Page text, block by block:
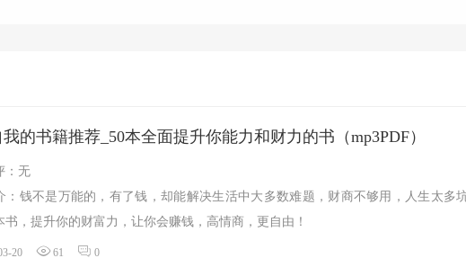
的书籍推荐_50本全面提升你能力和财力的书（mp3PDF）
：无
：钱不是万能的，有了钱，却能解决生活中大多数难题，财商不够用，人生太多
书，提升你的财富力，让你会赚钱，高情商，更自由！
20 61 0